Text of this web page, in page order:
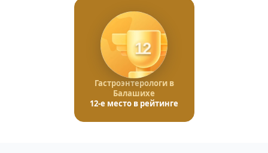
12
Гастроэнтерологи в
Балашихе
12-е место в рейтинге